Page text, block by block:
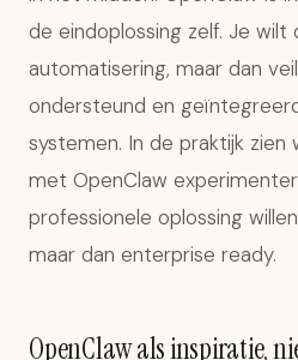
de eindoplossing zelf. Je wilt
automatisering, maar dan
ondersteund en
systemen. In de praktijk
met OpenClaw
professionele oplossing
maar dan enterprise ready.
OpenClaw als inspiratie,